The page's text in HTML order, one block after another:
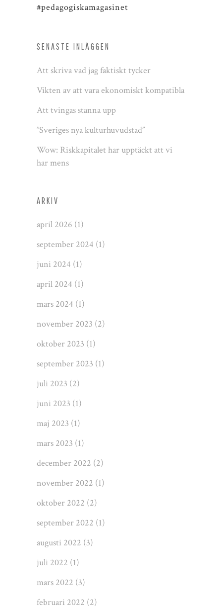
#pedagogiskamagasinet
SENASTE INLÄGGEN
Att skriva vad jag faktiskt tycker
Vikten av att vara ekonomiskt kompatibla
Att tvingas stanna upp
”Sveriges nya kulturhuvudstad”
Wow: Riskkapitalet har upptäckt att vi
har mens
ARKIV
april 2026 (1)
september 2024 (1)
juni 2024 (1)
april 2024 (1)
mars 2024 (1)
november 2023 (2)
oktober 2023 (1)
september 2023 (1)
juli 2023 (2)
juni 2023 (1)
maj 2023 (1)
mars 2023 (1)
december 2022 (2)
november 2022 (1)
oktober 2022 (2)
september 2022 (1)
augusti 2022 (3)
juli 2022 (1)
mars 2022 (3)
februari 2022 (2)